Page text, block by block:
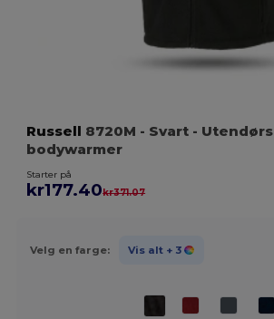
Russell 8720M - Svart - Utendørs
bodywarmer
Starter på
kr177.40kr371.07
Velg en farge: Vis alt + 3